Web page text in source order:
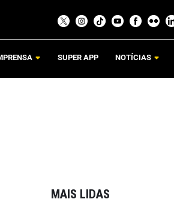
SUPER APP NOTÍCIAS
MAIS LIDAS